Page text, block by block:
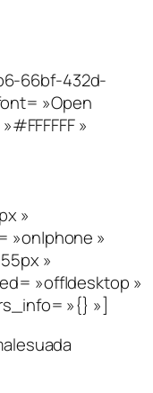
66bf-432d-
»Open
»
»
»
»
»off|desktop »
»{} »]